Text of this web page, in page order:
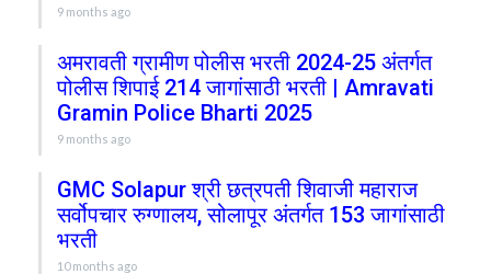
9 months ago
अमरावती ग्रामीण पोलीस भरती 2024-25 अंतर्गत
पोलीस शिपाई 214 जागांसाठी भरती | Amravati
Gramin Police Bharti 2025
9 months ago
GMC Solapur श्री छत्रपती शिवाजी महाराज
सर्वोपचार रुग्णालय, सोलापूर अंतर्गत 153 जागांसाठी
भरती
10 months ago